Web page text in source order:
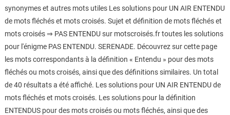
synonymes et autres mots utiles Les solutions pour UN AIR ENTENDU
de mots fléchés et mots croisés. Sujet et définition de mots fléchés et
mots croisés ⇒ PAS ENTENDU sur motscroisés.fr toutes les solutions
pour l'énigme PAS ENTENDU. SERENADE. Découvrez sur cette page
les mots correspondants à la définition « Entendu » pour des mots
fléchés ou mots croisés, ainsi que des définitions similaires. Un total
de 40 résultats a été affiché. Les solutions pour UN AIR ENTENDU de
mots fléchés et mots croisés. Les solutions pour la définition
ENTENDUS pour des mots croisés ou mots fléchés, ainsi que des